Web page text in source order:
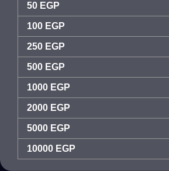
50 EGP
100 EGP
250 EGP
500 EGP
1000 EGP
2000 EGP
5000 EGP
10000 EGP